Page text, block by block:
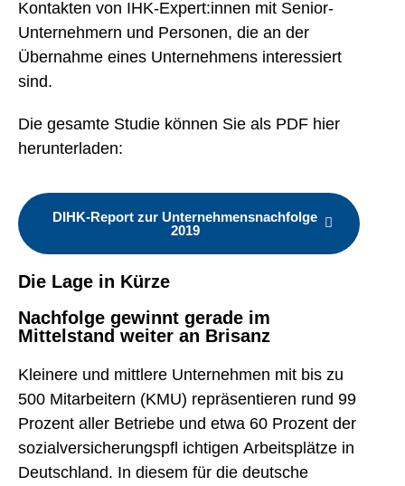
Kontakten von IHK-Expert:innen mit Senior-
Unternehmern und Personen, die an der
Übernahme eines Unternehmens interessiert
sind.
Die gesamte Studie können Sie als PDF hier
herunterladen:
DIHK-Report zur Unternehmensnachfolge
2019
Die Lage in Kürze
Nachfolge gewinnt gerade im
Mittelstand weiter an Brisanz
Kleinere und mittlere Unternehmen mit bis zu
500 Mitarbeitern (KMU) repräsentieren rund 99
Prozent aller Betriebe und etwa 60 Prozent der
sozialversicherungspfl ichtigen Arbeitsplätze in
Deutschland. In diesem für die deutsche